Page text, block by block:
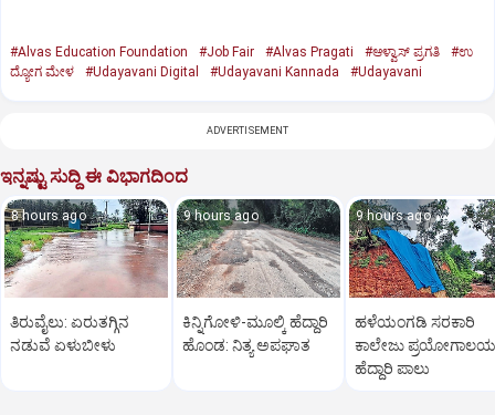
#Alvas Education Foundation #Job Fair #Alvas Pragati #ಆಳ್ವಾಸ್‌ ಪ್ರಗತಿ
#ಉ
ದ್ಯೋಗ ಮೇಳ
#Udayavani Digital #Udayavani Kannada #Udayavani
ADVERTISEMENT
ಇನ್ನಷ್ಟು ಸುದ್ದಿ ಈ ವಿಭಾಗದಿಂದ
8 hours ago
ತಿರುವೈಲು: ಏರುತಗ್ಗಿನ
ನಡುವೆ ಏಳುಬೀಳು
9 hours ago
ಕಿನ್ನಿಗೋಳಿ-ಮೂಲ್ಕಿ ಹೆದ್ದಾರಿ
ಹೊಂಡ: ನಿತ್ಯ ಅಪಘಾತ
9 hours ago
ಹಳೆಯಂಗಡಿ ಸರಕಾರಿ
ಕಾಲೇಜು ಪ್ರಯೋಗಾಲಯ
ಹೆದ್ದಾರಿ ಪಾಲು